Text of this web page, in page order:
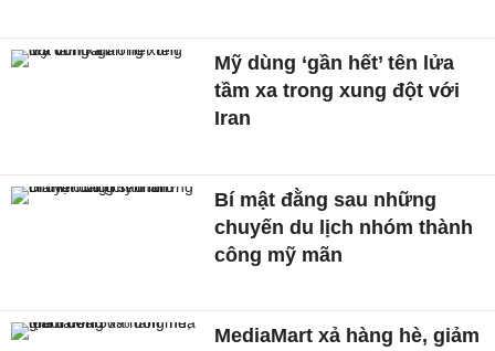
Mỹ dùng ‘gần hết’ tên lửa
tầm xa trong xung đột với
Iran
Bí mật đằng sau những
chuyến du lịch nhóm thành
công mỹ mãn
MediaMart xả hàng hè, giảm